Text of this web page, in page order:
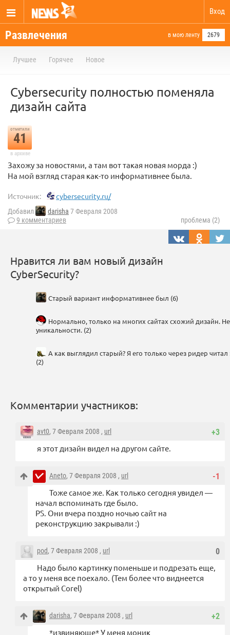
Вход
Развлечения в мою ленту 2679
Лучшее Горячее Новое
Сybersecurity полностью поменяла
дизайн сайта
отметили
41
в архиве
Захожу за новостями, а там вот такая новая морда :)
На мой взгляд старая как-то информативнее была.
Источник: cybersecurity.ru/
Добавил darisha 7 Февраля 2008
9 комментариев
проблема (2)
Нравится ли вам новый дизайн
CyberSecurity?
Старый вариант информативнее был (6)
Нормально, только на многих сайтах схожий дизайн.
уникальности. (2)
А как выглядил старый? Я его только через ридер читал
(2)
Комментарии участников:
+3
avt0, 7 Февраля 2008 , url
я этот дизайн видел на другом сайте.
-1
Aneto, 7 Февраля 2008 , url
Тоже самое же. Как только сегодня увидел —
начал вспоминать где было.
PS. Они вчера поздно ночью сайт на
реконструкцию закрывали :)
0
pod, 7 Февраля 2008 , url
Надо было картинку поменьше и подрезать еще,
а то у меня все поехало. (Тем более что виднеется
открытый Corel)
+2
darisha, 7 Февраля 2008 , url
*извиняюще* У меня моник